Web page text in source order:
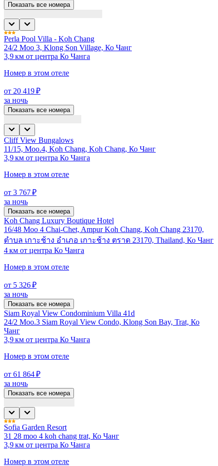
Показать все номера
Perla Pool Villa - Koh Chang
24/2 Moo 3, Klong Son Village, Ко Чанг
3,9 км от центра Ко Чанга
Номер в этом отеле
от 20 419 ₽
за ночь
Показать все номера
Cliff View Bungalows
11/15, Moo.4, Koh Chang, Koh Chang, Ко Чанг
3,9 км от центра Ко Чанга
Номер в этом отеле
от 3 767 ₽
за ночь
Показать все номера
Koh Chang Luxury Boutique Hotel
16/48 Moo 4 Chai-Chet, Ampur Koh Chang, Koh Chang 23170,
ตำบล เกาะช้าง อำเภอ เกาะช้าง ตราด 23170, Thailand, Ко Чанг
4 км от центра Ко Чанга
Номер в этом отеле
от 5 326 ₽
за ночь
Показать все номера
Siam Royal View Condominium Villa 41d
24/2 Moo.3 Siam Royal View Condo, Klong Son Bay, Trat, Ко
Чанг
3,9 км от центра Ко Чанга
Номер в этом отеле
от 61 864 ₽
за ночь
Показать все номера
Sofia Garden Resort
31 28 moo 4 koh chang trat, Ко Чанг
3,9 км от центра Ко Чанга
Номер в этом отеле